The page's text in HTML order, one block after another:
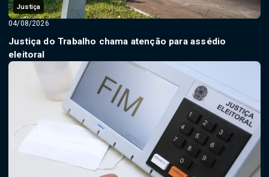
Justiça
04/08/2026
Justiça do Trabalho chama atenção para assédio
eleitoral